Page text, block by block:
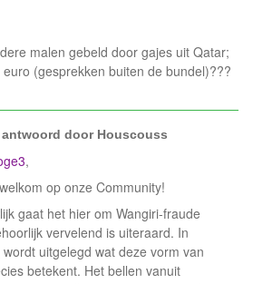
malen gebeld door gajes uit Qatar;
(gesprekken buiten de bundel)???
antwoord doorHouscouss
,
op onze Community!
gaat het hier om Wangiri-fraude
vervelend is uiteraard. In
wordt uitgelegd wat deze vorm van
betekent. Het bellen vanuit